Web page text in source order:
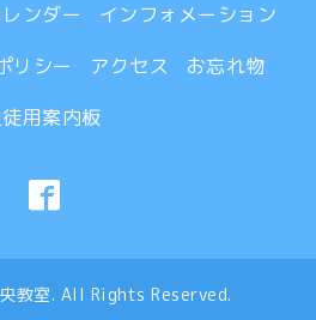
ンダー
インフォメーション
リシー アクセス
お忘れ物
用案内板
教室. All Rights Reserved.